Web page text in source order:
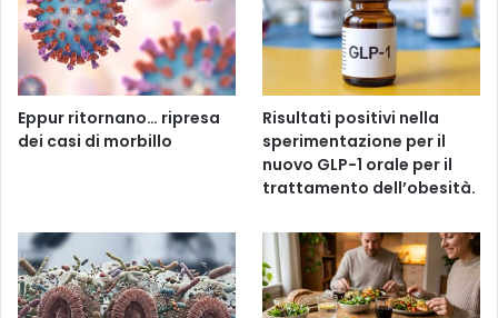
Eppur ritornano… ripresa
dei casi di morbillo
Risultati positivi nella
sperimentazione per il
nuovo GLP-1 orale per il
trattamento dell’obesità.